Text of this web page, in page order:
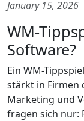
January 15, 2026
WM-
Software?
Ein WM-
stärkt in Firmen
Marketing und
fragen sich nur: